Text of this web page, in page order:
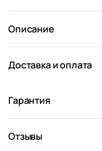
Описание
Доставка и оплата
Гарантия
Отзывы